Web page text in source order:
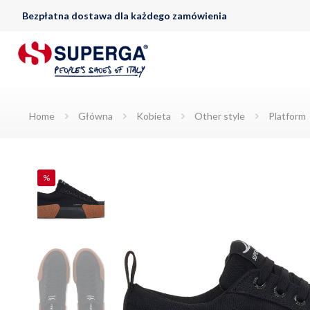
Bezpłatna dostawa dla każdego zamówienia
Home Główna Kobieta Other style Platform
%